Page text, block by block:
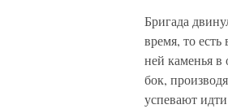
Бригада
время, то
ней каменья в
бок,
успевают